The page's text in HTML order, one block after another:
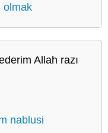
olmak
Allah razı
nablusi